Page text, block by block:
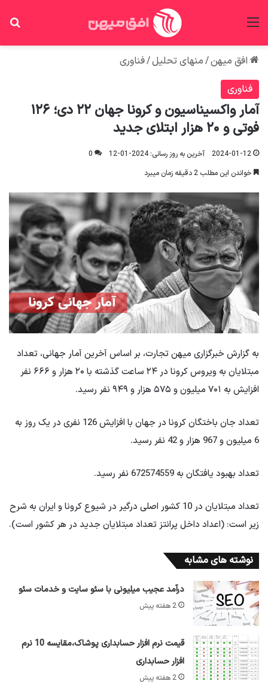
افق میهن/منهای تحلیل/فناوری
فناوری
آمار واکسیناسیون و کرونا جهان ۲۲ دی؛ ۱۲۶
فوتی و ۲۰ هزار ابتلای جدید
2024-01-12 آخرین به روز رسانی: 2024-01-12
0
خواندن این مطلب 2 دقیقه زمان میبرد
به گزارش خبرگزاری میهن تجارت، بر اساس آخرین آمار جهانی، تعداد
مبتلایان به ویروس کرونا در ۲۴ ساعت گذشته با ۲۰ هزار و ۶۶۶ نفر
افزایش به ۷۰۱ میلیون و ۵۷۵ هزار و ۹۴۹ نفر رسید.
تعداد جان باختگان کرونا در جهان با افزایش 126 نفری در یک روز به
6 میلیون و 967 هزار و 42 نفر رسید.
تعداد بهبود یافتگان به 672574559 نفر رسید.
تعداد مبتلایان در 10 کشور اصلی درگیر در شیوع کرونا و ایران به شرح
زیر است: (اعداد داخل پرانتز تعداد مبتلایان جدید در هر کشور است).
نوشته های مشابه
درآمد عجیب میلیونی با سئو سایت و خدمات سئو
2 هفته پیش
قیمت نرم افزار حسابداری پوشاک،مقایسه 10 نرم
افزار حسابداری
2 هفته پیش